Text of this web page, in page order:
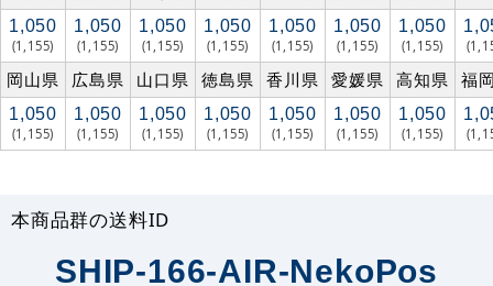
1,050
(1,155)
1,050
(1,155)
1,050
(1,155)
1,050
(1,155)
1,050
(1,155)
1,050
(1,155)
1,050
(1,155)
岡山県 広島県 山口県 徳島県 香川県 愛媛県 高知県 福
1,050
(1,155)
1,050
(1,155)
1,050
(1,155)
1,050
(1,155)
1,050
(1,155)
1,050
(1,155)
1,050
(1,155)
本商品群の送料ID
SHIP-166-AIR-NekoPos